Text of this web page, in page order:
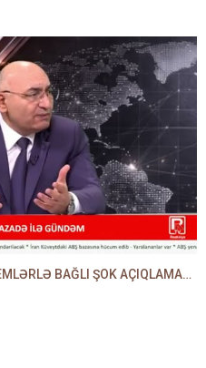
İQBAL AĞAZADƏ SOSİAL PROBLEMLƏRLƏ BAĞLI ŞOK AÇIQLAMALAR VERDİ